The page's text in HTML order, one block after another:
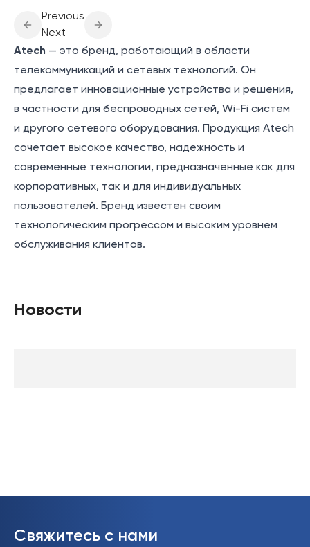
Previous
Next
Atech — это бренд, работающий в области
телекоммуникаций и сетевых технологий. Он
предлагает инновационные устройства и решения,
в частности для беспроводных сетей, Wi-Fi систем
и другого сетевого оборудования. Продукция Atech
сочетает высокое качество, надежность и
современные технологии, предназначенные как для
корпоративных, так и для индивидуальных
пользователей. Бренд известен своим
технологическим прогрессом и высоким уровнем
обслуживания клиентов.
Новости
Свяжитесь с нами